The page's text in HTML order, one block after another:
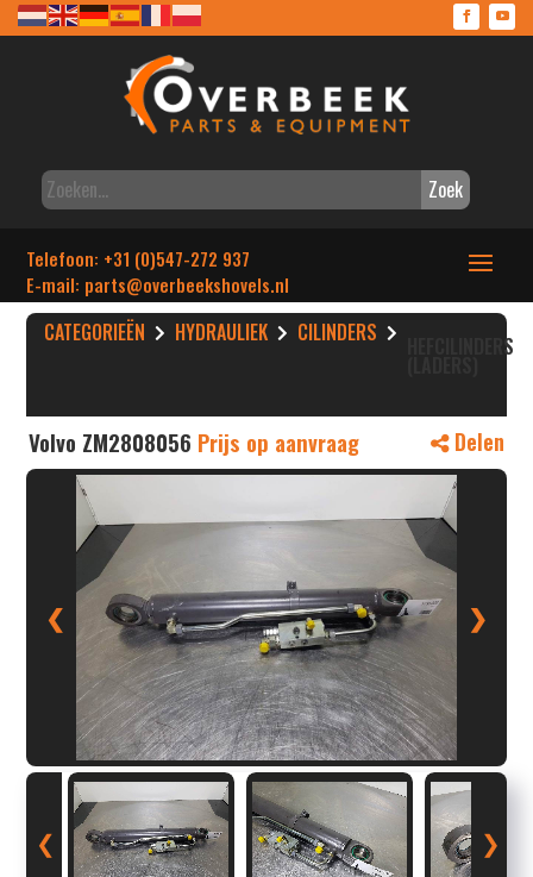
Zoek
Telefoon: +31 (0)547-272 937
E-mail: parts@overbeekshovels.nl
CATEGORIEËN HYDRAULIEK CILINDERS HEFCILINDERS
Volvo ZM2808056 Prijs op aanvraag Delen
❮ ❯
❮ ❯